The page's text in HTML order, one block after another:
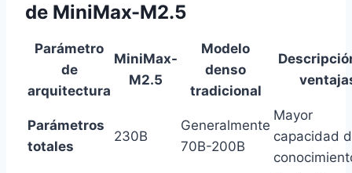
de MiniMax-M2.5
Parámetro
de
arquitectura
MiniMax-
M2.5
Modelo
denso
tradicional
Parámetros
totales
230B
Generalmente
70B-200B
Mayor
capacidad